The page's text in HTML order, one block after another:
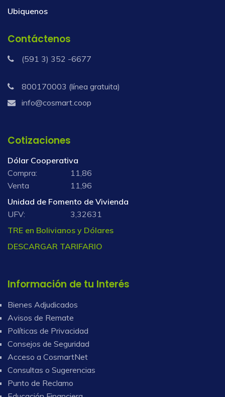
Ubiquenos
Contáctenos
(591 3) 352 -6677
800170003 (línea gratuita)
info@cosmart.coop
Cotizaciones
Dólar Cooperativa
Compra:
11,86
Venta
11,96
Unidad de Fomento de Vivienda
UFV:
3,32631
TRE en Bolivianos y Dólares
DESCARGAR TARIFARIO
Información de tu Interés
Bienes Adjudicados
Avisos de Remate
Políticas de Privacidad
Consejos de Seguridad
Acceso a CosmartNet
Consultas o Sugerencias
Punto de Reclamo
Educación Financiera